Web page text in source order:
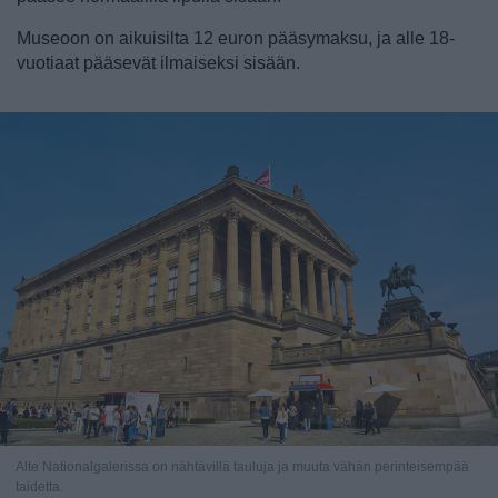
Museoon on aikuisilta 12 euron pääsymaksu, ja alle 18-
vuotiaat pääsevät ilmaiseksi sisään.
Alte Nationalgalerissa on nähtävillä tauluja ja muuta vähän perinteisempää
taidetta.